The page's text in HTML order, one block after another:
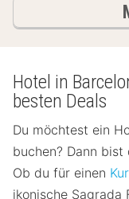
Hotel in
besten Deals
Du möchtest ein
buchen? Dann
Ob du für einen
ikonische Sagrada